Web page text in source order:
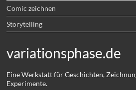
Comic zeichnen
Storytelling
variationsphase.de
Eine Werkstatt für Geschichten,
Experimente.